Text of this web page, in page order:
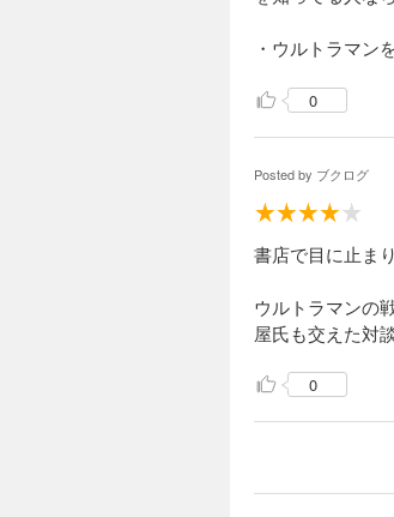
・ウルトラマン
0
Posted by ブクログ
書店で目に止ま
ウルトラマンの
屋氏も交えた対
0